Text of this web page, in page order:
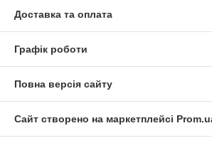
Доставка та оплата
Графік роботи
Повна версія сайту
Сайт створено на маркетплейсі